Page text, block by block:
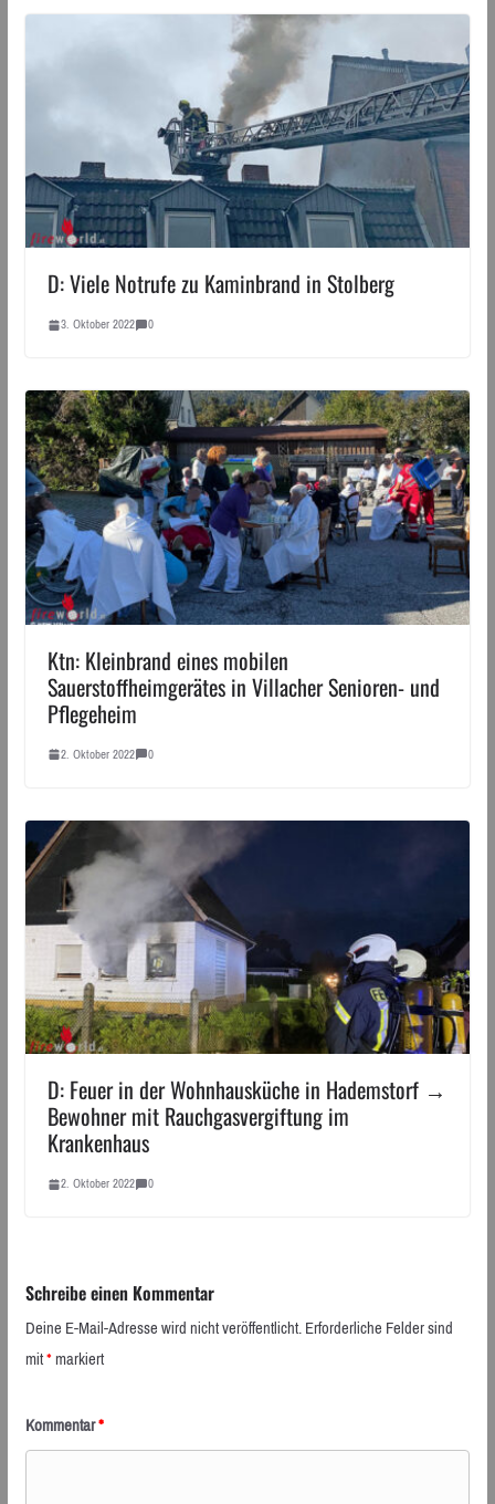
D: Viele Notrufe zu Kaminbrand in Stolberg
3. Oktober 2022 0
Ktn: Kleinbrand eines mobilen
Sauerstoffheimgerätes in Villacher Senioren- und
Pflegeheim
2. Oktober 2022 0
D: Feuer in der Wohnhausküche in Hademstorf →
Bewohner mit Rauchgasvergiftung im
Krankenhaus
2. Oktober 2022 0
Schreibe einen Kommentar
Deine E-Mail-Adresse wird nicht veröffentlicht.Erforderliche Felder sind
mit*markiert
Kommentar*